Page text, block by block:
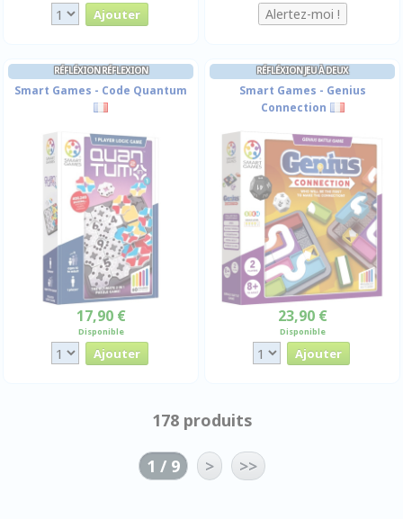
RÉFLÉXION RÉFLEXION
Smart Games - Code Quantum
17,90 €
Disponible
RÉFLÉXION JEU À DEUX
Smart Games - Genius
Connection
23,90 €
Disponible
178 produits
1 / 9 > >>